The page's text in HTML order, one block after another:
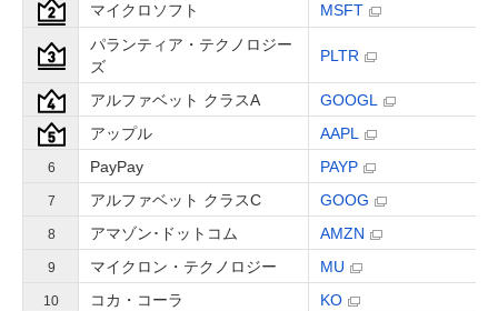
マイクロソフト
MSFT
パランティア・テクノロジー
ズ
PLTR
アルファベット クラスA
GOOGL
アップル
AAPL
6 PayPay PAYP
7 アルファベット クラスC GOOG
8 アマゾン･ドットコム AMZN
9 マイクロン・テクノロジー MU
10 コカ・コーラ KO